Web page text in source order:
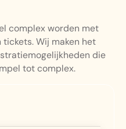
complex worden met
Wij maken het
die
tot complex.